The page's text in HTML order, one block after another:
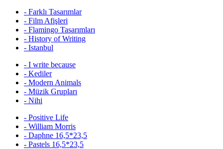
- Farklı Tasarımlar
- Film Afişleri
- Flamingo Tasarımları
- History of Writing
- Istanbul
- I write because
- Kediler
- Modern Animals
- Müzik Grupları
- Nihi
- Positive Life
- William Morris
- Daphne 16,5*23,5
- Pastels 16,5*23,5